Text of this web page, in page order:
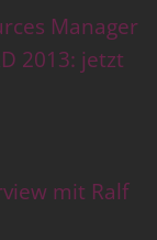
Manager
2013: jetzt
mit Ralf